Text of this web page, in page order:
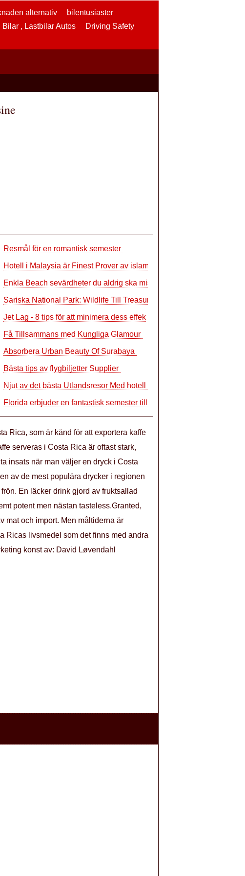
alternativ
bilentusiaster
Bilar , Lastbilar Autos
Driving Safety
Resmål för en romantisk semester
Hotell i Malaysia är Finest Prover av islami
Enkla Beach sevärdheter du aldrig ska missa
Sariska National Park: Wildlife Till Treasure
Jet Lag - 8 tips för att minimera dess effek
Få Tillsammans med Kungliga Glamour
Absorbera Urban Beauty Of Surabaya
Bästa tips av flygbiljetter Supplier
Njut av det bästa Utlandsresor Med hotell i
Florida erbjuder en fantastisk semester till
Rica, som är känd för att exportera kaffe
serveras i Costa Rica är oftast stark,
insats när man väljer en dryck i Costa
av de mest populära drycker i regionen
En läcker drink gjord av fruktsallad
potent men nästan tasteless.Granted,
mat och import. Men måltiderna är
Ricas livsmedel som det finns med andra
konst av: David Løvendahl